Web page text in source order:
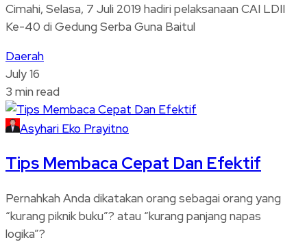
Cimahi, Selasa, 7 Juli 2019 hadiri pelaksanaan CAI LDII
Ke-40 di Gedung Serba Guna Baitul
Daerah
July 16
3 min read
Asyhari Eko Prayitno
Tips Membaca Cepat Dan Efektif
Pernahkah Anda dikatakan orang sebagai orang yang
“kurang piknik buku”? atau “kurang panjang napas
logika”?